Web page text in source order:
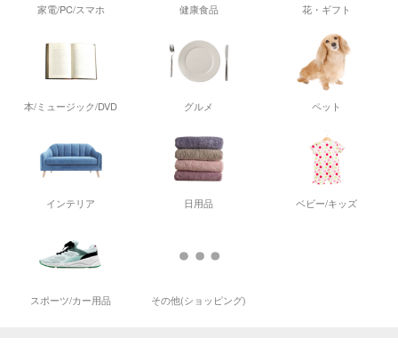
家電/PC/スマホ 健康食品 花・ギフト
本/ミュージック/DVD グルメ ペット
インテリア 日用品 ベビー/キッズ
スポーツ/カー用品 その他(ショッピング)